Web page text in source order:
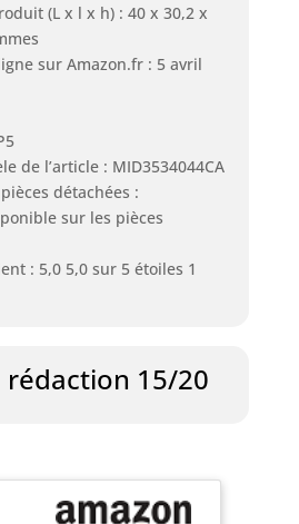
(L x l x h) : 40 x 30,2 x
sur Amazon.fr : 5 avril
de l’article : MID3534044CA
détachées :
sur les pièces
: 5,0 5,0 sur 5 étoiles 1
rédaction 15/20